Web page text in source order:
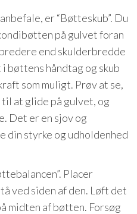
er “Bøtteskub”. Du
på gulvet foran
end skulderbredde
bøttens håndtag og skub
som muligt. Prøv at se,
at glide på gulvet, og
Det er en sjov og
din styrke og udholdenhed
Placer
ved siden af den. Løft det
midten af bøtten. Forsøg